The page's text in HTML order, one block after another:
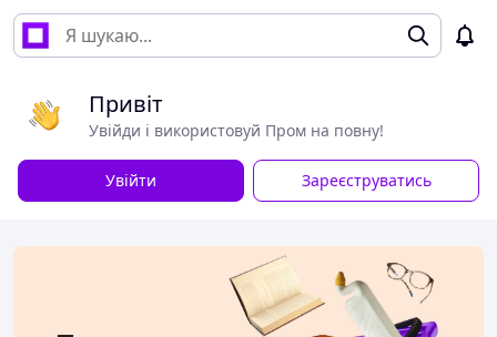
Привіт
Увійди і використовуй Пром на повну!
Увійти Зареєструватись